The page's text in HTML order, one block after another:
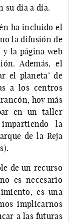
su día a día.
ha incluido el
la difusión de
y la página web
Además, el
el planeta’ de
a los centros
hoy más
en un taller
la
de la Reja
de un recurso
es necesario
es una
implicarnos
a las futuras